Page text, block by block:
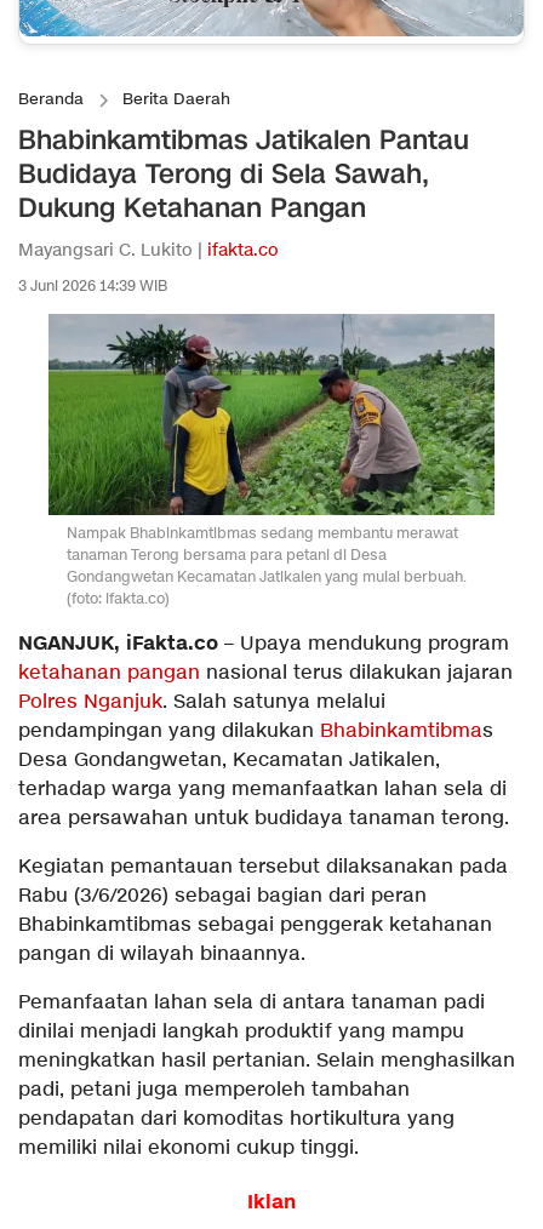
Beranda Berita Daerah
Bhabinkamtibmas Jatikalen Pantau
Budidaya Terong di Sela Sawah,
Dukung Ketahanan Pangan
Mayangsari C. Lukito | ifakta.co
3 Juni 2026 14:39 WIB
Nampak Bhabinkamtibmas sedang membantu merawat
tanaman Terong bersama para petani di Desa
Gondangwetan Kecamatan Jatikalen yang mulai berbuah.
(foto: ifakta.co)
NGANJUK, iFakta.co – Upaya mendukung program
ketahanan pangan nasional terus dilakukan jajaran
Polres Nganjuk. Salah satunya melalui
pendampingan yang dilakukan Bhabinkamtibmas
Desa Gondangwetan, Kecamatan Jatikalen,
terhadap warga yang memanfaatkan lahan sela di
area persawahan untuk budidaya tanaman terong.
Kegiatan pemantauan tersebut dilaksanakan pada
Rabu (3/6/2026) sebagai bagian dari peran
Bhabinkamtibmas sebagai penggerak ketahanan
pangan di wilayah binaannya.
Pemanfaatan lahan sela di antara tanaman padi
dinilai menjadi langkah produktif yang mampu
meningkatkan hasil pertanian. Selain menghasilkan
padi, petani juga memperoleh tambahan
pendapatan dari komoditas hortikultura yang
memiliki nilai ekonomi cukup tinggi.
Iklan